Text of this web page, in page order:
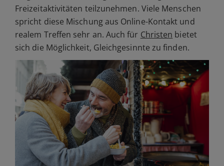
Freizeitaktivitäten teilzunehmen. Viele Menschen
spricht diese Mischung aus Online-Kontakt und
realem Treffen sehr an. Auch für Christen bietet
sich die Möglichkeit, Gleichgesinnte zu finden.